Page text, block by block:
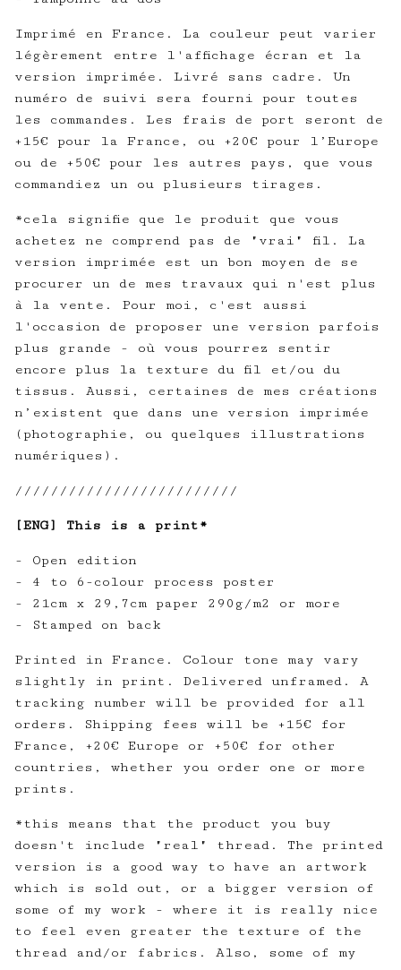
Imprimé en France. La couleur peut varier
légèrement entre l'affichage écran et la
version imprimée. Livré sans cadre. Un
numéro de suivi sera fourni pour toutes
les commandes. Les frais de port seront de
+15€ pour la France, ou +20€ pour l’Europe
ou de +50€ pour les autres pays, que vous
commandiez un ou plusieurs tirages.
*cela signifie que le produit que vous
achetez ne comprend pas de "vrai" fil. La
version imprimée est un bon moyen de se
procurer un de mes travaux qui n'est plus
à la vente. Pour moi, c'est aussi
l'occasion de proposer une version parfois
plus grande - où vous pourrez sentir
encore plus la texture du fil et/ou du
tissus. Aussi, certaines de mes créations
n’existent que dans une version imprimée
(photographie, ou quelques illustrations
numériques).
/////////////////////////
[ENG] This is a print*
- Open edition
- 4 to 6-colour process poster
- 21cm x 29,7cm paper 290g/m2 or more
- Stamped on back
Printed in France. Colour tone may vary
slightly in print. Delivered unframed. A
tracking number will be provided for all
orders. Shipping fees will be +15€ for
France, +20€ Europe or +50€ for other
countries, whether you order one or more
prints.
*this means that the product you buy
doesn't include "real" thread. The printed
version is a good way to have an artwork
which is sold out, or a bigger version of
some of my work - where it is really nice
to feel even greater the texture of the
thread and/or fabrics. Also, some of my